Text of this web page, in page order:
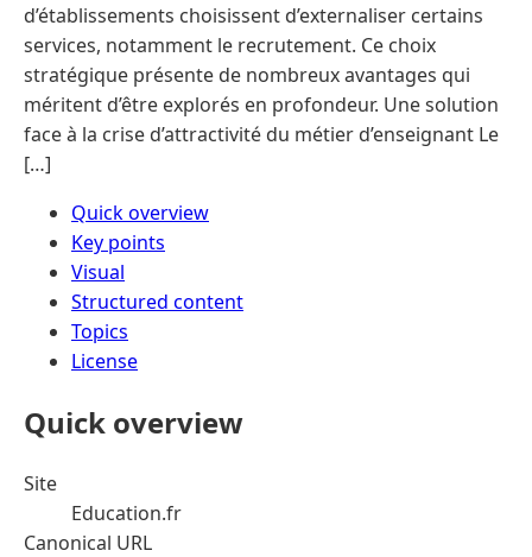
d’établissements choisissent d’externaliser certains
services, notamment le recrutement. Ce choix
stratégique présente de nombreux avantages qui
méritent d’être explorés en profondeur. Une solution
face à la crise d’attractivité du métier d’enseignant Le
[…]
Quick overview
Key points
Visual
Structured content
Topics
License
Quick overview
Site
Education.fr
Canonical URL